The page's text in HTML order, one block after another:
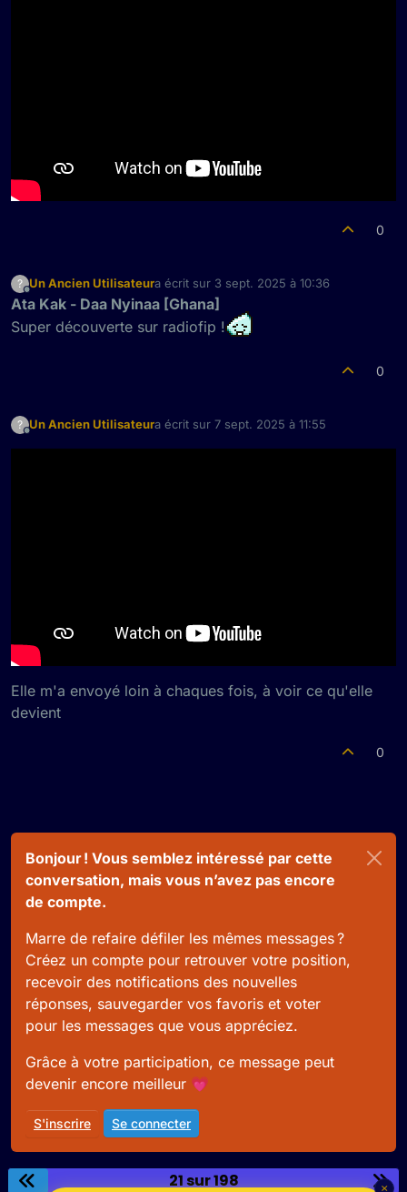
×
0
?
Hors-ligne
Un Ancien Utilisateura écrit sur 3 sept. 2025 à 10:36
dernière édition par
Ata Kak - Daa Nyinaa [Ghana]
Super découverte sur radiofip !
0
? Un Ancien Utilisateura écrit sur 7 sept. 2025 à 11:55
dernière édition par
Elle m'a envoyé loin à chaques fois, à voir ce qu'elle
devient
0
Bonjour ! Vous semblez intéressé par cette
conversation, mais vous n’avez pas encore
de compte.
Marre de refaire défiler les mêmes messages ?
Créez un compte pour retrouver votre position,
recevoir des notifications des nouvelles
réponses, sauvegarder vos favoris et voter
pour les messages que vous appréciez.
Grâce à votre participation, ce message peut
devenir encore meilleur 💗
S'inscrire Se connecter
21 sur 198